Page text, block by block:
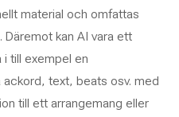
material och omfattas
kan AI vara ett
i till exempel en
ackord, text, beats osv. med
till ett arrangemang eller